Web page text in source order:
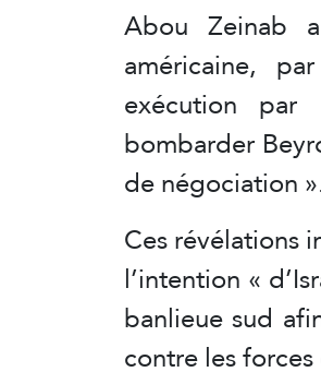
Abou Zeinab
américaine,
exécution par
bombarder
de négociation
Ces révélations
l’intention «
banlieue sud
contre les